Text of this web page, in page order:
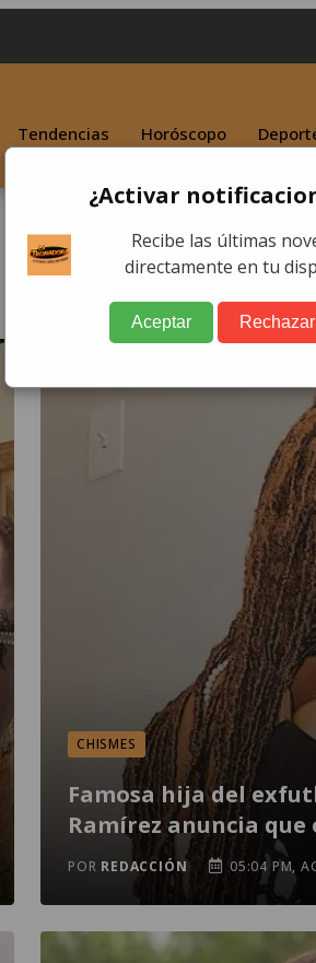
Tendencias Horóscopo
CHISMES
Famosa hija del
Ramírez anuncia que
POR REDACCIÓN 05:04 PM,
¿Activar
Recibe las últimas
directamente en tu
Aceptar Rechazar